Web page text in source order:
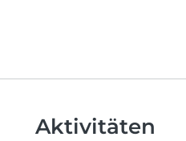
Aktivitäten